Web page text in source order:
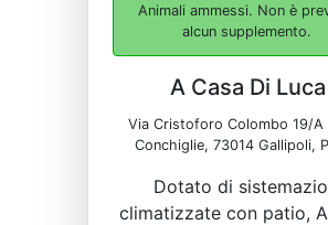
Animali ammessi. Non è
alcun supplemento.
A Casa Di Luca
Via Cristoforo Colombo 19/A
Conchiglie, 73014 Gallipoli,
Dotato di
climatizzate con patio,